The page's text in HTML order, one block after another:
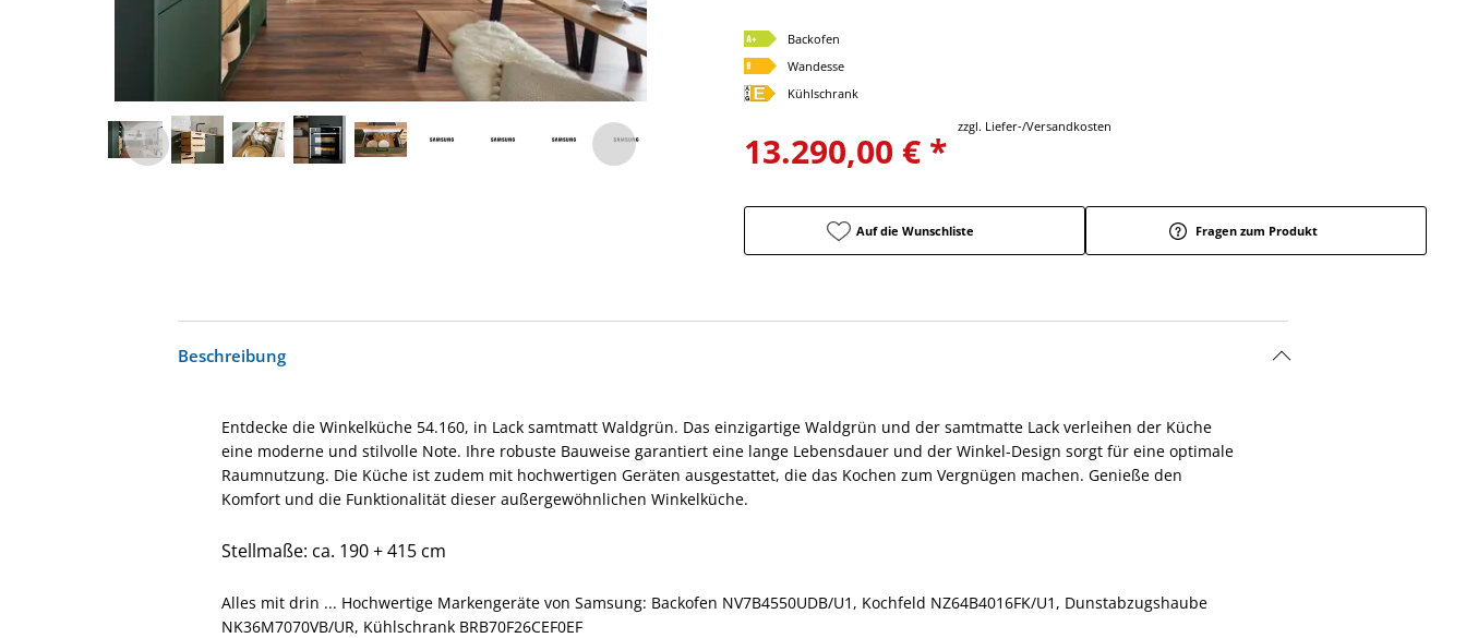
Backofen
Wandesse
Kühlschrank
13.290,00 € *
zzgl. Liefer-/Versandkosten
Auf die Wunschliste Fragen zum Produkt
Beschreibung
Entdecke die Winkelküche 54.160, in Lack samtmatt Waldgrün. Das einzigartige Waldgrün und der samtmatte Lack verleihen der Küche
eine moderne und stilvolle Note. Ihre robuste Bauweise garantiert eine lange Lebensdauer und der Winkel-Design sorgt für eine optimale
Raumnutzung. Die Küche ist zudem mit hochwertigen Geräten ausgestattet, die das Kochen zum Vergnügen machen. Genieße den
Komfort und die Funktionalität dieser außergewöhnlichen Winkelküche.
Stellmaße: ca. 190 + 415 cm
Alles mit drin ... Hochwertige Markengeräte von Samsung: Backofen NV7B4550UDB/U1, Kochfeld NZ64B4016FK/U1, Dunstabzugshaube
NK36M7070VB/UR, Kühlschrank BRB70F26CEF0EF